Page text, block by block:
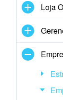
Loja